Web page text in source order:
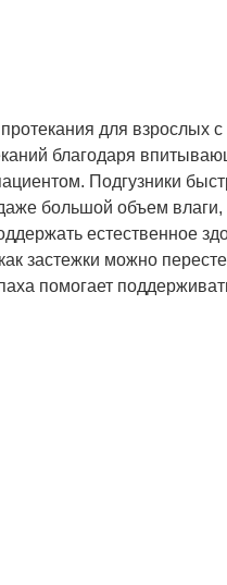
для взрослых с
благодаря
Подгузники
большой объем влаги,
естественное
застежки можно
помогает